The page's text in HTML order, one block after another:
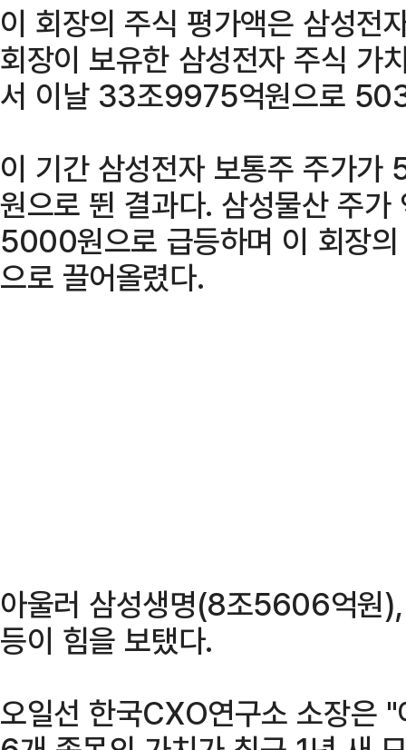
이 회장의 주식 평가액은 삼성전
회장이 보유한 삼성전자 주식
서 이날 33조9975억원으로
이 기간 삼성전자 보통주 주가
원으로 뛴 결과다. 삼성물산 주
5000원으로 급등하며 이 회장
으로 끌어올렸다.
아울러 삼성생명(8조5606억원
등이 힘을 보탰다.
오일선 한국CXO연구소 소장은